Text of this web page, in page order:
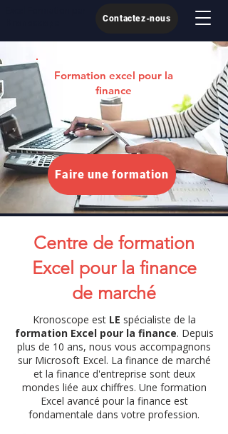
Contactez-nous
Formation excel pour la
finance
Faire une formation
Centre de formation
Excel pour la finance
de marché
Kronoscope est LE spécialiste de la
formation Excel pour la finance. Depuis
plus de 10 ans, nous vous accompagnons
sur Microsoft Excel. La finance de marché
et la finance d'entreprise sont deux
mondes liée aux chiffres. Une formation
Excel avancé pour la finance est
fondamentale dans votre profession.